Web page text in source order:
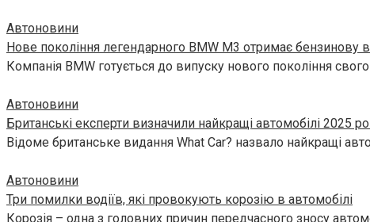
Автоновини
Нове покоління легендарного BMW M3 отримає бензинову
Компанія BMW готується до випуску нового покоління
Автоновини
Британські експерти визначили найкращі автомобілі 2025
Відоме британське видання What Car? назвало найкращі
Автоновини
Три помилки водіїв, які провокують корозію в автомобілі
Корозія – одна з головних причин передчасного зносу